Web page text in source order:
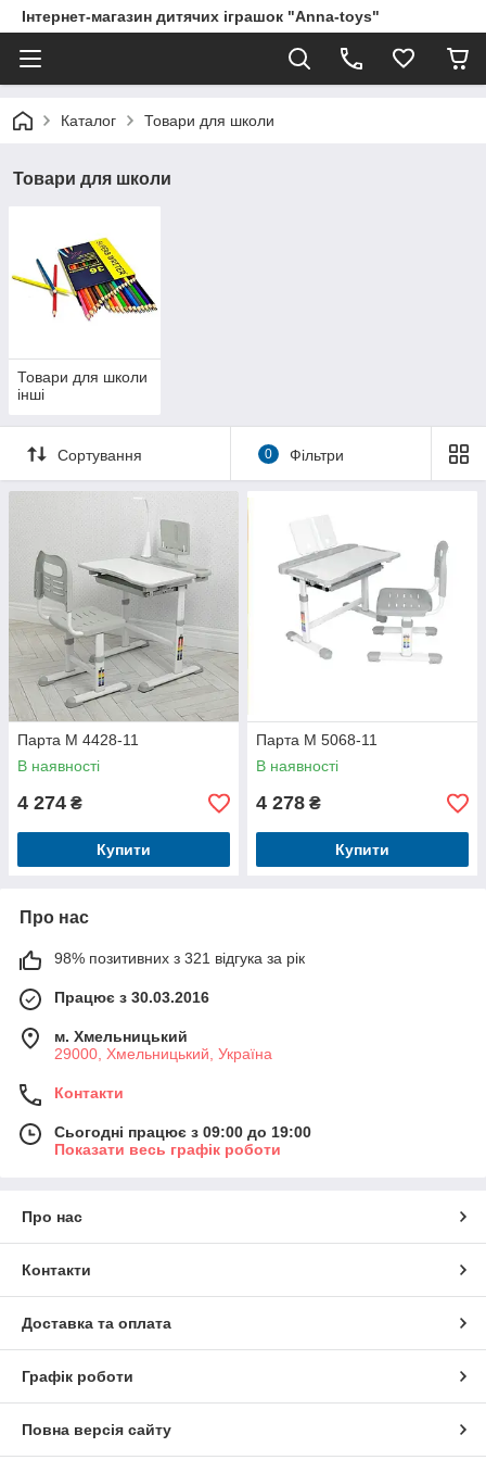
Інтернет-магазин дитячих іграшок "Anna-toys"
Каталог Товари для школи
Товари для школи
Товари для школи
інші
Сортування 0 Фільтри
Парта М 4428-11
В наявності
4 274 ₴
Купити
Парта M 5068-11
В наявності
4 278 ₴
Купити
Про нас
98% позитивних з 321 відгука за рік
Працює з 30.03.2016
м. Хмельницький
29000, Хмельницький, Україна
Контакти
Сьогодні працює з 09:00 до 19:00
Показати весь графік роботи
Про нас
Контакти
Доставка та оплата
Графік роботи
Повна версія сайту